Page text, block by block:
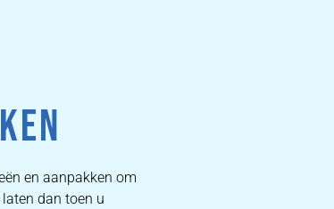
en aanpakken om
dan toen u